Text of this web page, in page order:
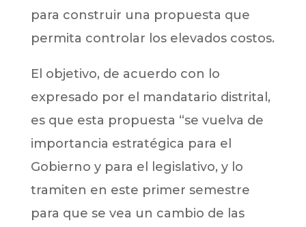
para construir una propuesta que
permita controlar los elevados costos.
El objetivo, de acuerdo con lo
expresado por el mandatario distrital,
es que esta propuesta “se vuelva de
importancia estratégica para el
Gobierno y para el legislativo, y lo
tramiten en este primer semestre
para que se vea un cambio de las